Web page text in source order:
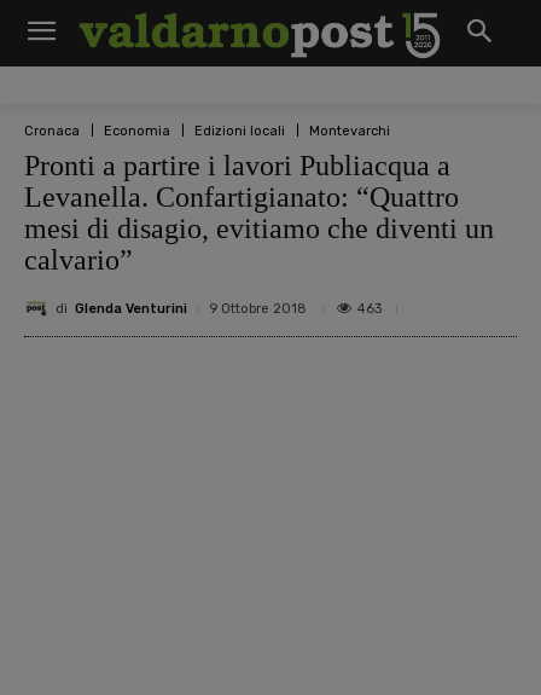
Cronaca Economia Edizioni locali Montevarchi
Pronti a partire i lavori Publiacqua a
Levanella. Confartigianato: “Quattro
mesi di disagio, evitiamo che diventi un
calvario”
di Glenda Venturini 9 Ottobre 2018 463